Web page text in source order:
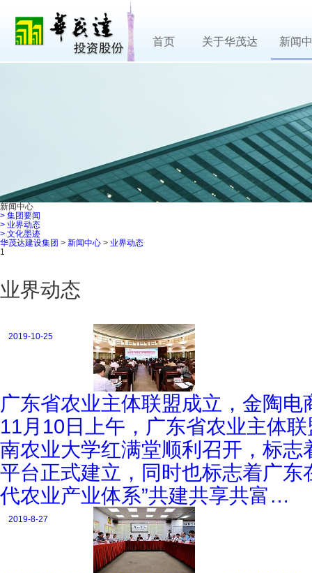
首页 关于华茂达 新闻
新闻中心
> 集团要闻
> 业界动态
> 文化墨迹
华茂达建设集团 > 新闻中心 > 业界动态
1
业界动态
2019-10-25
广东省农业主体联盟成立，金陶
11月10日上午，广东省农业主体
南农业大学红满堂顺利召开，标
平台正式建立，同时也标志着广
代农业产业体系”共建共享共富…
2019-8-27